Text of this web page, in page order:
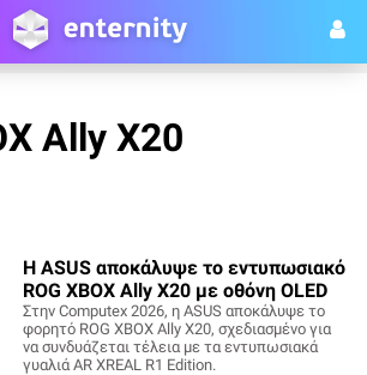
Ally X20
Η ASUS αποκάλυψε το εντυπωσιακό
ROG XBOX Ally X20 με οθόνη OLED
Στην Computex 2026, η ASUS αποκάλυψε το
φορητό ROG XBOX Ally X20, σχεδιασμένο για
να συνδυάζεται τέλεια με τα εντυπωσιακά
γυαλιά AR XREAL R1 Edition.